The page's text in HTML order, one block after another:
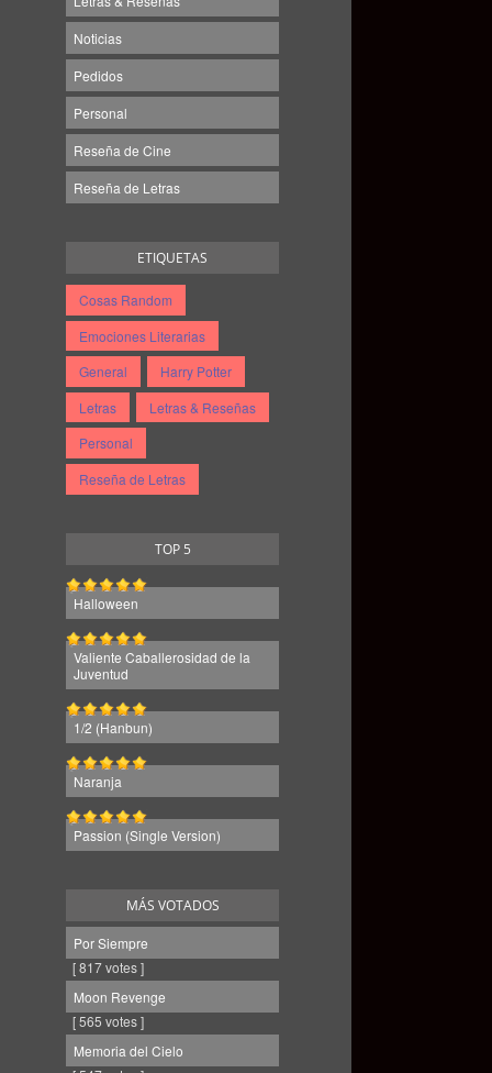
Noticias
Pedidos
Personal
Reseña de Cine
Reseña de Letras
ETIQUETAS
Cosas Random
Emociones Literarias
General
Harry Potter
Letras
Letras & Reseñas
Personal
Reseña de Letras
TOP 5
Halloween
Valiente Caballerosidad de la
Juventud
1/2 (Hanbun)
Naranja
Passion (Single Version)
MÁS VOTADOS
Por Siempre
[ 817 votes ]
Moon Revenge
[ 565 votes ]
Memoria del Cielo